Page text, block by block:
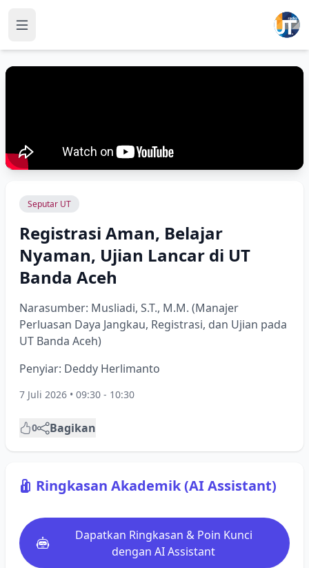
Seputar UT
Registrasi Aman, Belajar
Nyaman, Ujian Lancar di UT
Banda Aceh
Narasumber: Musliadi, S.T., M.M. (Manajer
Perluasan Daya Jangkau, Registrasi, dan Ujian pada
UT Banda Aceh)
Penyiar: Deddy Herlimanto
7 Juli 2026 • 09:30 - 10:30
0 Bagikan
Ringkasan Akademik (AI Assistant)
Dapatkan Ringkasan & Poin Kunci
dengan AI Assistant